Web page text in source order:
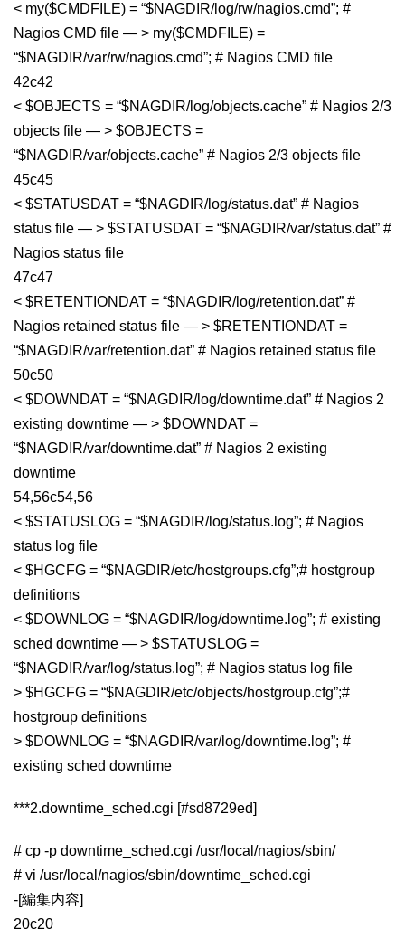
< my($CMDFILE) = “$NAGDIR/log/rw/nagios.cmd”; #
Nagios CMD file — > my($CMDFILE) =
“$NAGDIR/var/rw/nagios.cmd”; # Nagios CMD file
42c42
< $OBJECTS = “$NAGDIR/log/objects.cache” # Nagios 2/3
objects file — > $OBJECTS =
“$NAGDIR/var/objects.cache” # Nagios 2/3 objects file
45c45
< $STATUSDAT = “$NAGDIR/log/status.dat” # Nagios
status file — > $STATUSDAT = “$NAGDIR/var/status.dat” #
Nagios status file
47c47
< $RETENTIONDAT = “$NAGDIR/log/retention.dat” #
Nagios retained status file — > $RETENTIONDAT =
“$NAGDIR/var/retention.dat” # Nagios retained status file
50c50
< $DOWNDAT = “$NAGDIR/log/downtime.dat” # Nagios 2
existing downtime — > $DOWNDAT =
“$NAGDIR/var/downtime.dat” # Nagios 2 existing
downtime
54,56c54,56
< $STATUSLOG = “$NAGDIR/log/status.log”; # Nagios
status log file
< $HGCFG = “$NAGDIR/etc/hostgroups.cfg”;# hostgroup
definitions
< $DOWNLOG = “$NAGDIR/log/downtime.log”; # existing
sched downtime — > $STATUSLOG =
“$NAGDIR/var/log/status.log”; # Nagios status log file
> $HGCFG = “$NAGDIR/etc/objects/hostgroup.cfg”;#
hostgroup definitions
> $DOWNLOG = “$NAGDIR/var/log/downtime.log”; #
existing sched downtime
***2.downtime_sched.cgi [#sd8729ed]
# cp -p downtime_sched.cgi /usr/local/nagios/sbin/
# vi /usr/local/nagios/sbin/downtime_sched.cgi
-[編集内容]
20c20